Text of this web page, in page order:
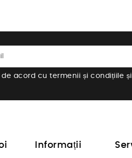
de acord cu termenii și condițiile
Informații